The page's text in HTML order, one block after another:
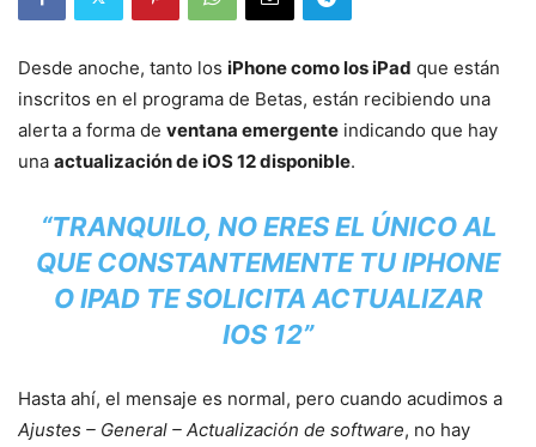
Desde anoche, tanto los iPhone como los iPad que están
inscritos en el programa de Betas, están recibiendo una
alerta a forma de ventana emergente indicando que hay
una actualización de iOS 12 disponible.
“TRANQUILO, NO ERES EL ÚNICO AL
QUE CONSTANTEMENTE TU IPHONE
O IPAD TE SOLICITA ACTUALIZAR
IOS 12”
Hasta ahí, el mensaje es normal, pero cuando acudimos a
Ajustes – General – Actualización de software, no hay